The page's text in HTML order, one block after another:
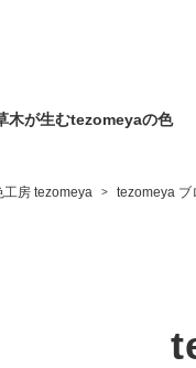
木が生むtezomeyaの⾊
工房 tezomeya > tezomeya ブ